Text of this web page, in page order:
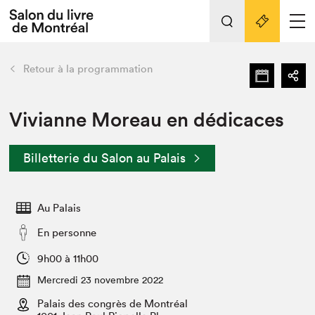
Espace médias
Espace exposant⋅e⋅s
Tout sur l'édition 2022
Actualités
Vidéos et Balados
Club de lecture Braindate
retour Nos activités
Édition 2022
Nous connaître
Projets partenaires 2022
Archives
Liens pratiques
Retour à la programmation
Vivianne Moreau en dédicaces
Billetterie du Salon au Palais
Au Palais
En personne
9h00 à 11h00
Mercredi 23 novembre 2022
Palais des congrès de Montréal